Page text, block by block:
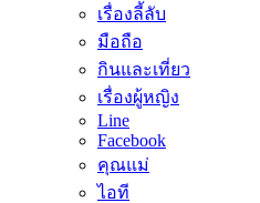
เรื่องลี้ลับ
มือถือ
กินและเที่ยว
เรื่องผู้หญิง
Line
Facebook
คุณแม่
ไอที